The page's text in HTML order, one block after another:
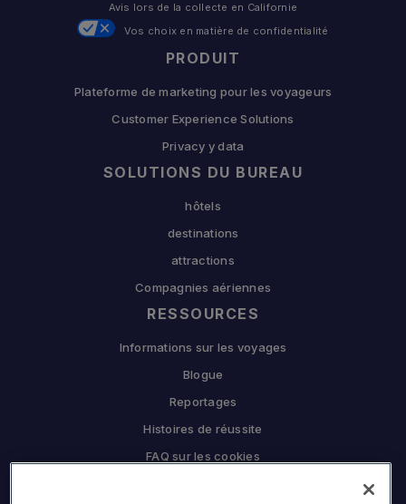
PRODUIT
Plateforme de marketing pour les voyageurs
Customer Experience Solutions
Privacy y data
SOLUTIONS DU BUREAU
hôtels
destinations
attractions
Compagnies aériennes
RESSOURCES
Informations sur les voyages
Blogue
Reportages
Histoires de réussite
FAQ sur les cookies
Avis lors de la collecte en Californie
Vos choix en matière de confidentialité